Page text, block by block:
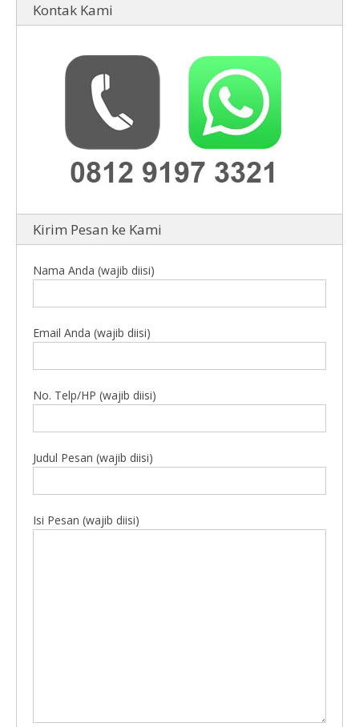
Kontak Kami
Kirim Pesan ke Kami
Nama Anda (wajib diisi)
Email Anda (wajib diisi)
No. Telp/HP (wajib diisi)
Judul Pesan (wajib diisi)
Isi Pesan (wajib diisi)